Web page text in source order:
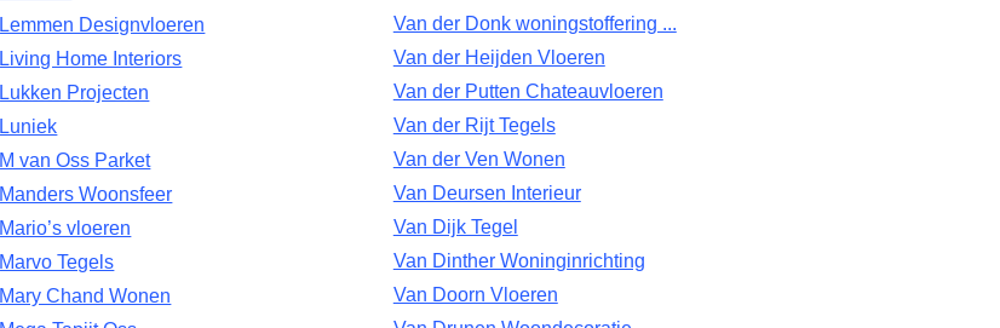
Lemmen Designvloeren
Living Home Interiors
Lukken Projecten
Luniek
M van Oss Parket
Manders Woonsfeer
Mario’s vloeren
Marvo Tegels
Mary Chand Wonen
Van der Donk woningstoffering ...
Van der Heijden Vloeren
Van der Putten Chateauvloeren
Van der Rijt Tegels
Van der Ven Wonen
Van Deursen Interieur
Van Dijk Tegel
Van Dinther Woninginrichting
Van Doorn Vloeren